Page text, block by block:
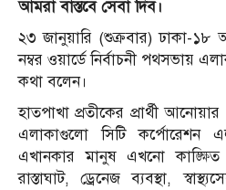
আমরা বাস্তবে সেবা দিব।
২৩ জানুয়ারি (শুক্রবার) ঢাকা-১৮
নম্বর ওয়ার্ডে নির্বাচনী পথসভায়
কথা বলেন।
হাতপাখা প্রতীকের প্রার্থী
এলাকাগুলো সিটি কর্পোরেশন
এখানকার মানুষ এখনো কাঙ্ক্ষিত
রাস্তাঘাট, ড্রেনেজ ব্যবস্থা,